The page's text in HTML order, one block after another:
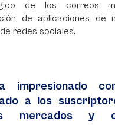
de los correos
de aplicaciones de
redes sociales.
impresionado
a los
mercados y